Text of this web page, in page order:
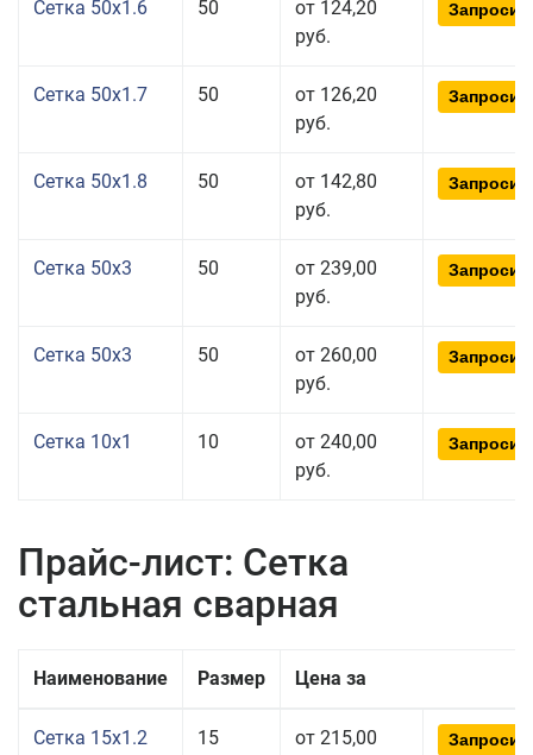
Сетка 50x1.6 50
от 124,20
руб.
Сетка 50x1.7 50
от 126,20
руб.
Сетка 50x1.8 50
от 142,80
руб.
Сетка 50x3 50
от 239,00
руб.
Сетка 50x3 50
от 260,00
руб.
Сетка 10x1 10
от 240,00
руб.
Прайс-лист: Сетка
стальная сварная
Наименование Размер Цена за
Сетка 15x1.2 15 от 215,00